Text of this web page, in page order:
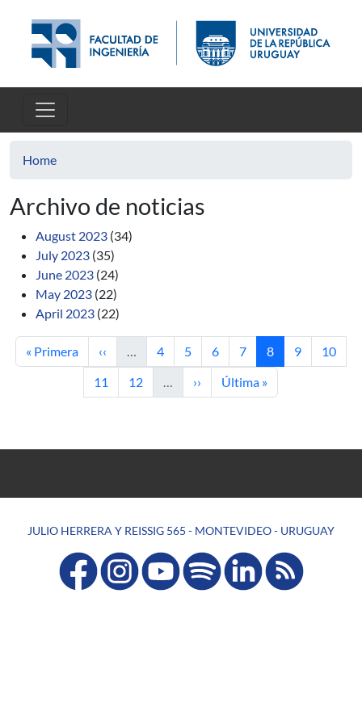
Home
Archivo de noticias
August 2023 (34)
July 2023 (35)
June 2023 (24)
May 2023 (22)
April 2023 (22)
First page
« Primera Previous page
‹‹ … Page
4 Page
5 Page
6 Page
7 Current page
8 Page
9 Page
10
Page
11 Page
12 … Next page
›› Last page
Última »
JULIO HERRERA Y REISSIG 565 - MONTEVIDEO - URUGUAY